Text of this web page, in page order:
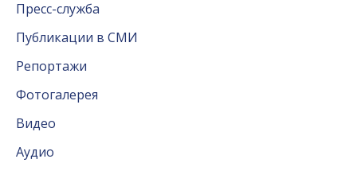
Пресс-служба
Публикации в СМИ
Репортажи
Фотогалерея
Видео
Аудио